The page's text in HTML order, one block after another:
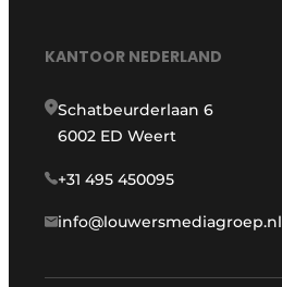
KANTOOR NEDERLAND
Schatbeurderlaan 6
6002 ED Weert
+31 495 450095
info@louwersmediagroep.nl